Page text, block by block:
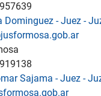
Dominguez - Juez -
Sajama - Juez -